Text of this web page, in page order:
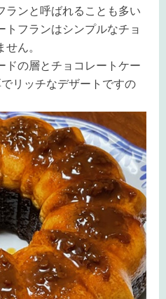
ランと呼ばれることも多い
トフランはシンプルなチョ
ん。
ドの層とチョコレートケー
リッチなデザートですの